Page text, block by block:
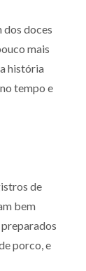
dos doces
mais
história
tempo e
de
bem
porco, e